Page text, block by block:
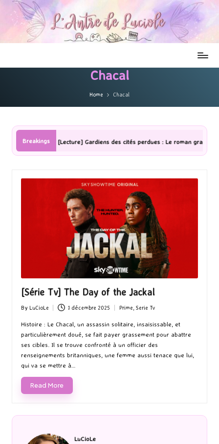
Chacal
Home Chacal
Breakings
[Lecture] Gardiens des cités perdues : Le roman graphique Tome 1
[Série Tv] The Day of the Jackal
Posted
by
By LuCioLe 1 décembre 2025
Posted
in
Prime, Serie Tv
Histoire : Le Chacal, un assassin solitaire, insaisissable, et
particulièrement doué, se fait payer grassement pour abattre
ses cibles. Il se trouve confronté à un officier des
renseignements britanniques, une femme aussi tenace que lui,
qui va se mettre à…
Read More
LuCioLe